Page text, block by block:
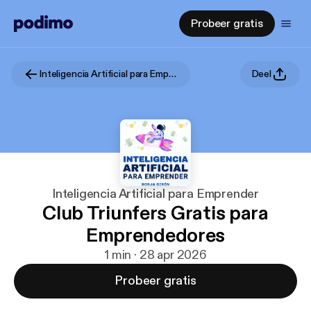
Probeer gratis
Inteligencia Artificial para Emprender Deel
Inteligencia Artificial para Emprender
Club Triunfers Gratis para
Emprendedores
1 min · 28 apr 2026
Probeer gratis